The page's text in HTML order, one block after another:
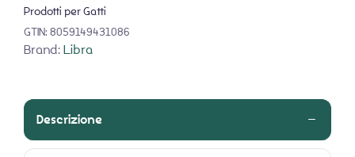
Prodotti per Gatti
GTIN: 8059149431086
Brand:Libra
Descrizione